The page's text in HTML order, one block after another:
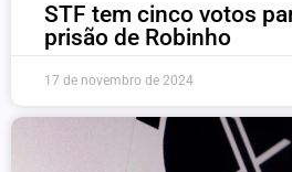
STF tem cinco votos
prisão de Robinho
17 de novembro de 2024